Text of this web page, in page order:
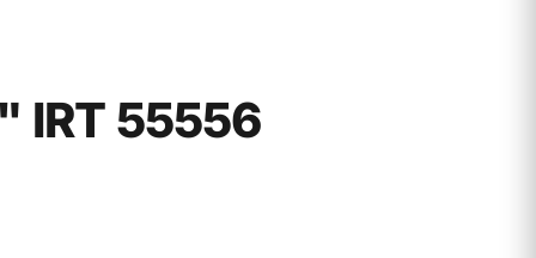
h
e
IRT 55556